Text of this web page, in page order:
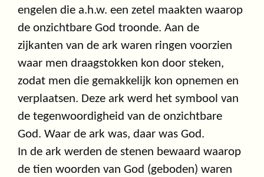
engelen die a.h.w. een zetel maakten waarop
de onzichtbare God troonde. Aan de
zijkanten van de ark waren ringen voorzien
waar men draagstokken kon door steken,
zodat men die gemakkelijk kon opnemen en
verplaatsen. Deze ark werd het symbool van
de tegenwoordigheid van de onzichtbare
God. Waar de ark was, daar was God.
In de ark werden de stenen bewaard waarop
de tien woorden van God (geboden) waren